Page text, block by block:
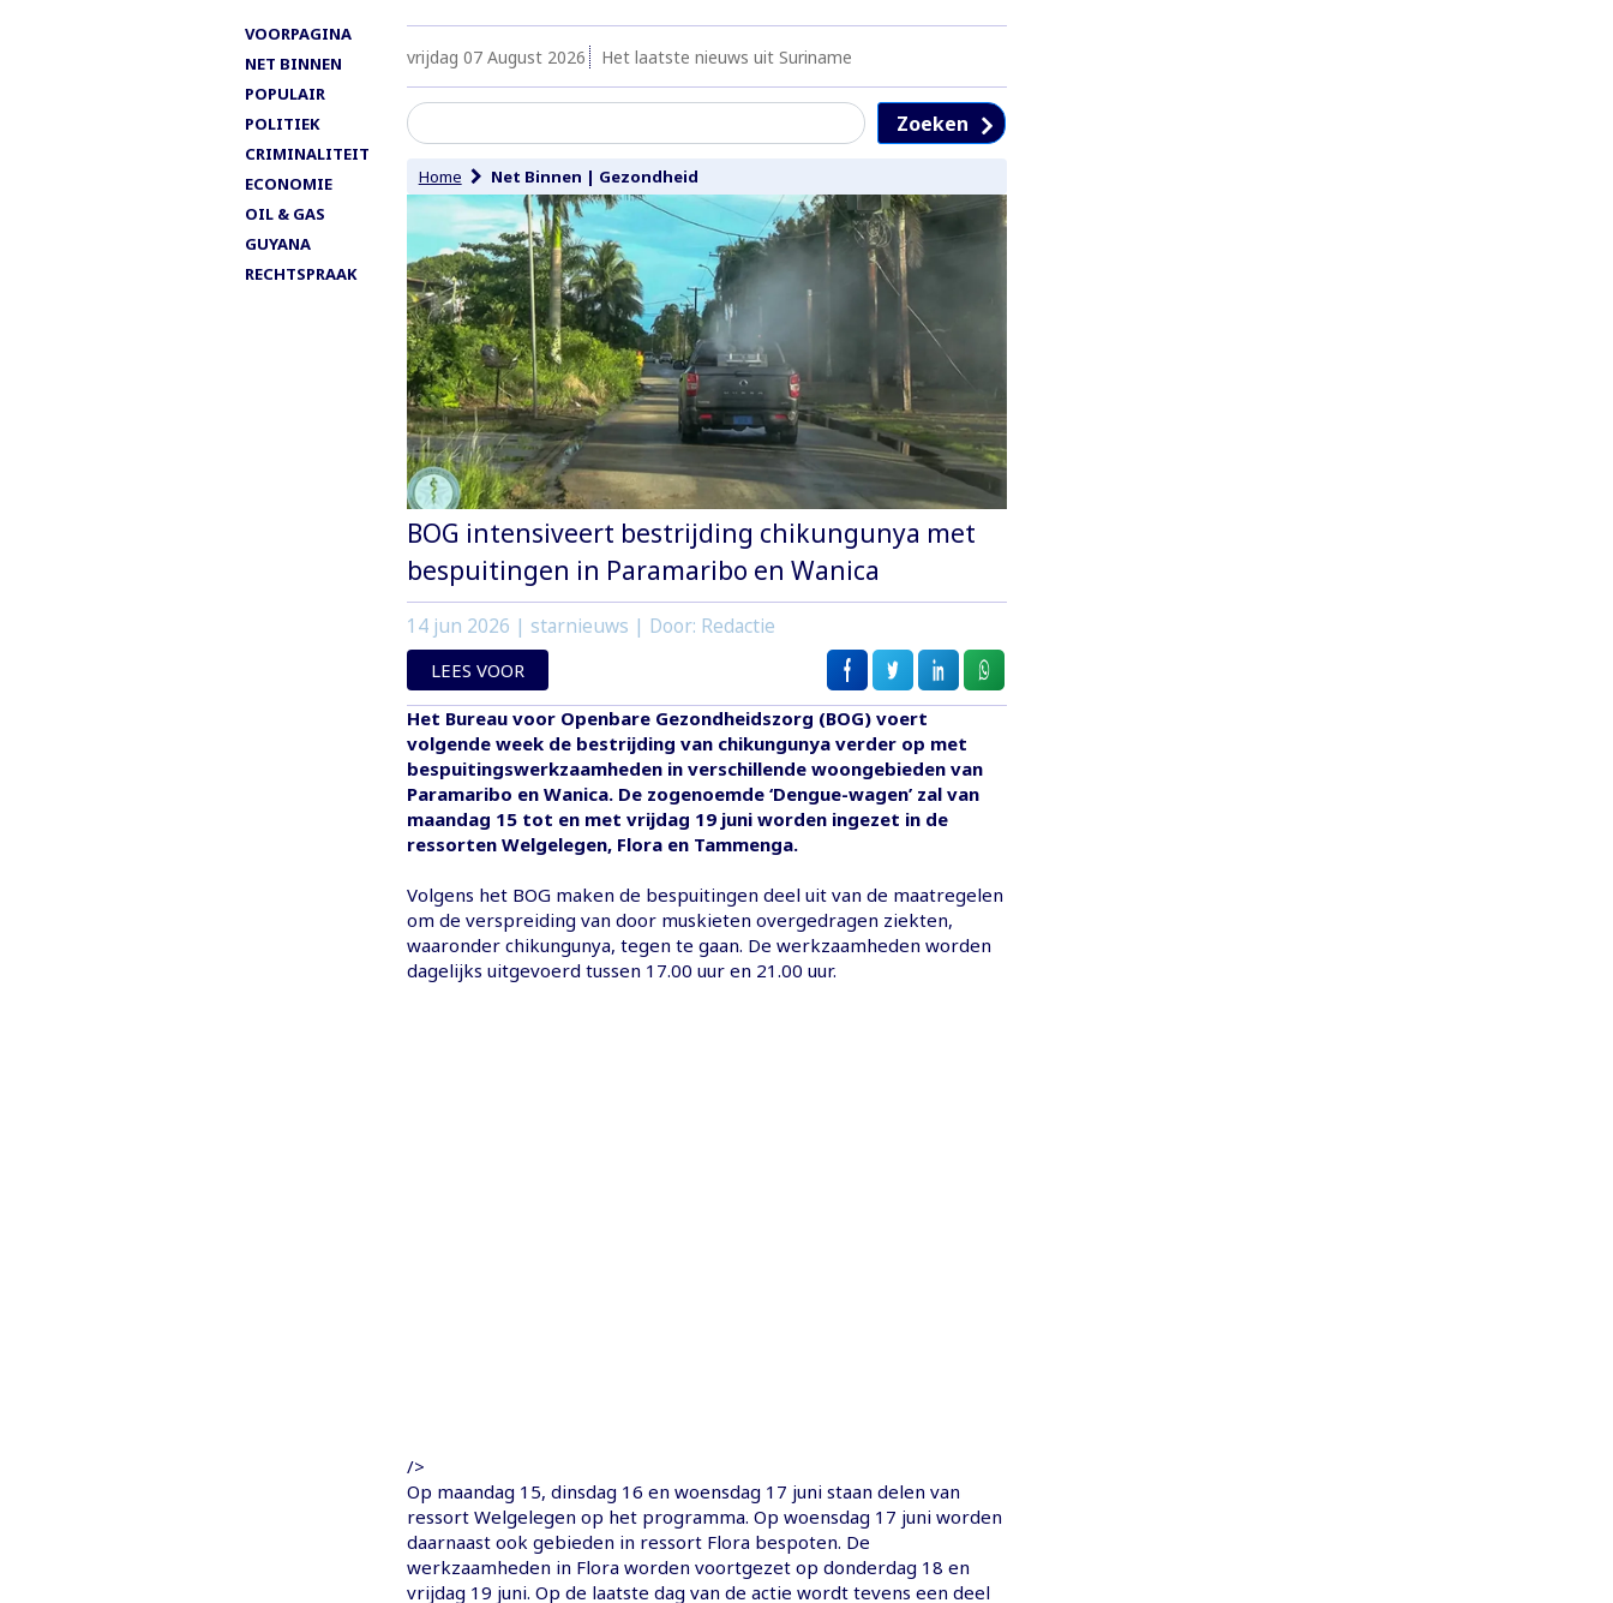
VOORPAGINA
NET BINNEN
POPULAIR
POLITIEK
CRIMINALITEIT
ECONOMIE
OIL & GAS
GUYANA
RECHTSPRAAK
vrijdag 07 August 2026 Het laatste nieuws uit Suriname
Zoeken
Home Net Binnen | Gezondheid
BOG intensiveert bestrijding chikungunya met
bespuitingen in Paramaribo en Wanica
14 jun 2026 | starnieuws | Door: Redactie
LEES VOOR
Het Bureau voor Openbare Gezondheidszorg (BOG) voert
volgende week de bestrijding van chikungunya verder op met
bespuitingswerkzaamheden in verschillende woongebieden van
Paramaribo en Wanica. De zogenoemde ‘Dengue-wagen’ zal van
maandag 15 tot en met vrijdag 19 juni worden ingezet in de
ressorten Welgelegen, Flora en Tammenga.
Volgens het BOG maken de bespuitingen deel uit van de maatregelen
om de verspreiding van door muskieten overgedragen ziekten,
waaronder chikungunya, tegen te gaan. De werkzaamheden worden
dagelijks uitgevoerd tussen 17.00 uur en 21.00 uur.
/>
Op maandag 15, dinsdag 16 en woensdag 17 juni staan delen van
ressort Welgelegen op het programma. Op woensdag 17 juni worden
daarnaast ook gebieden in ressort Flora bespoten. De
werkzaamheden in Flora worden voortgezet op donderdag 18 en
vrijdag 19 juni. Op de laatste dag van de actie wordt tevens een deel